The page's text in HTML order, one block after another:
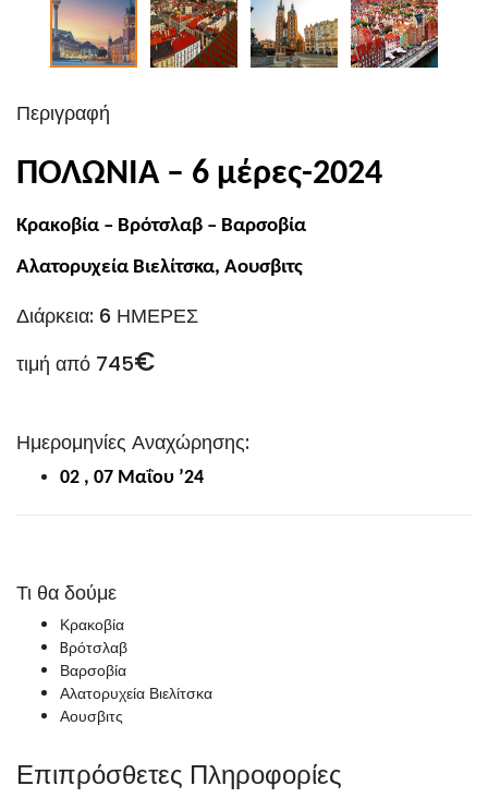
Περιγραφή
ΠΟΛΩΝΙΑ – 6 μέρες-2024
Κρακοβία – Βρότσλαβ – Βαρσοβία
Αλατορυχεία Βιελίτσκα, Αουσβιτς
Διάρκεια: 6 ΗΜΕΡΕΣ
τιμή από 745€
Ημερομηνίες Αναχώρησης:
02 , 07 Μαΐου ’24
Τι θα δούμε
Κρακοβία
Bρότσλαβ
Βαρσοβία
Αλατορυχεία Βιελίτσκα
Αουσβιτς
Επιπρόσθετες Πληροφορίες